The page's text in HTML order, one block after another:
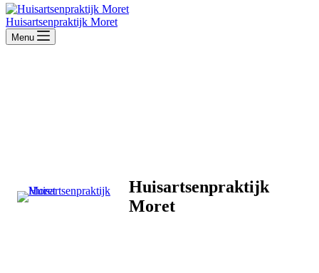
Huisartsenpraktijk Moret
Menu
Huisartsenpraktijk
Moret